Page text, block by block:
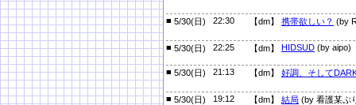
■ 5/30(日) 22:30 【dm】 携帯欲しい？ (by
■ 5/30(日) 22:25 【dm】 HIDSUD (by aipo)
■ 5/30(日) 21:13 【dm】 好調、そして
■ 5/30(日) 19:12 【dm】 結局 (by 看護某ぷ